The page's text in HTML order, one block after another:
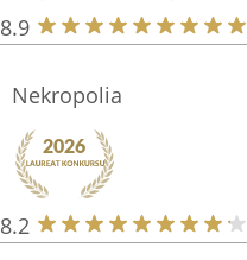
8.9
Nekropolia
8.2